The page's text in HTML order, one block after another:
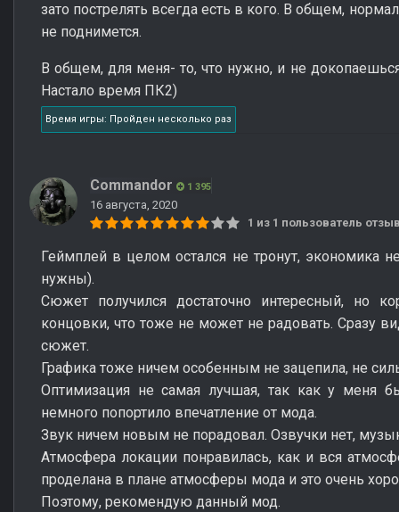
зато пострелять всегда есть в кого. В общем,
не поднимется.
В общем, для меня- то, что нужно, и не
Настало время ПК2)
Время игры: Пройден несколько раз
Commandor 1 395
16 августа, 2020
1 из 1 пользователь
Геймплей в целом остался не тронут, экономика
нужны).
Сюжет получился достаточно интересный, но
концовки, что тоже не может не радовать. Сразу
сюжет.
Графика тоже ничем особенным не зацепила, не
Оптимизация не самая лучшая, так как у меня
немного попортило впечатление от мода.
Звук ничем новым не порадовал. Озвучки нет,
Атмосфера локации понравилась, как и вся
проделана в плане атмосферы мода и это очень
Поэтому, рекомендую данный мод.